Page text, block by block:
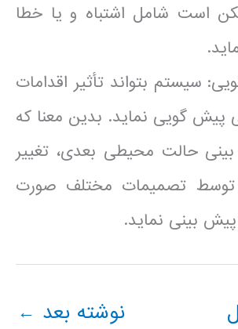
است شامل اشتباه و یا خطا
سیستم بتواند تأثیر اقدامات
پیش گویی نماید. بدین معنا که
حالت محیطی بعدی، تغییر
توسط تصمیمات مختلف صورت
بینی نماید.
نوشته بعد ←